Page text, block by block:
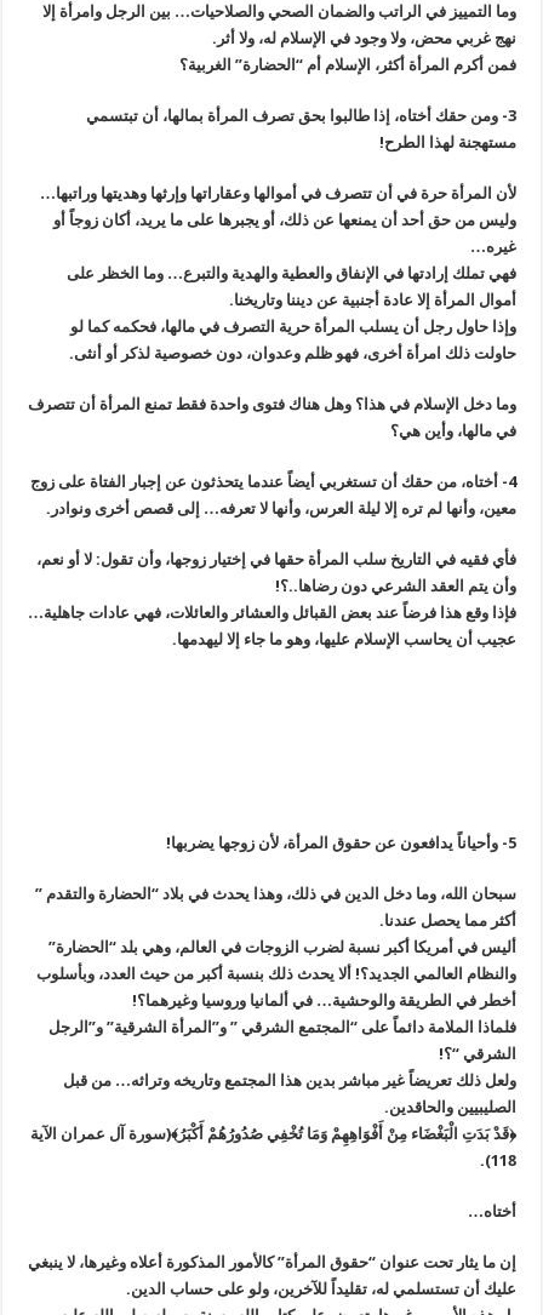
وما التمييز في الراتب والضمان الصحي والصلاحيات… بين الرجل وامرأة إلا
نهج غربي محض، ولا وجود في الإسلام له، ولا أثر.
فمن أكرم المرأة أكثر، الإسلام أم “الحضارة” الغربية؟
3- ومن حقك أختاه، إذا طالبوا بحق تصرف المرأة بمالها، أن تبتسمي
مستهجنة لهذا الطرح!
لأن المرأة حرة في أن تتصرف في أموالها وعقاراتها وإرثها وهديتها وراتبها…
وليس من حق أحد أن يمنعها عن ذلك، أو يجبرها على ما يريد، أكان زوجاً أو
غيره…
فهي تملك إرادتها في الإنفاق والعطية والهدية والتبرع… وما الخظر على
أموال المرأة إلا عادة أجنبية عن ديننا وتاريخنا.
وإذا حاول رجل أن يسلب المرأة حرية التصرف في مالها، فحكمه كما لو
حاولت ذلك امرأة أخرى، فهو ظلم وعدوان، دون خصوصية لذكر أو أنثى.
وما دخل الإسلام في هذا؟ وهل هناك فتوى واحدة فقط تمنع المرأة أن تتصرف
في مالها، وأين هي؟
4- أختاه، من حقك أن تستغربي أيضاً عندما يتحذثون عن إجبار الفتاة على زوج
معين، وأنها لم تره إلا ليلة العرس، وأنها لا تعرفه… إلى قصص أخرى ونوادر.
فأي فقيه في التاريخ سلب المرأة حقها في إختيار زوجها، وأن تقول: لا أو نعم،
وأن يتم العقد الشرعي دون رضاها..؟!
فإذا وقع هذا فرضاً عند بعض القبائل والعشائر والعائلات، فهي عادات جاهلية…
عجيب أن يحاسب الإسلام عليها، وهو ما جاء إلا ليهدمها.
5- وأحياناً يدافعون عن حقوق المرأة، لأن زوجها يضربها!
سبحان الله، وما دخل الدين في ذلك، وهذا يحدث في بلاد “الحضارة والتقدم ”
أكثر مما يحصل عندنا.
أليس في أمريكا أكبر نسبة لضرب الزوجات في العالم، وهي بلد “الحضارة”
والنظام العالمي الجديد؟! ألا يحدث ذلك بنسبة أكبر من حيث العدد، وبأسلوب
أخطر في الطريقة والوحشية… في ألمانيا وروسيا وغيرهما؟!
فلماذا الملامة دائماً على “المجتمع الشرقي ” و”المرأة الشرقية” و”الرجل
الشرقي “؟!
ولعل ذلك تعريضاً غير مباشر بدين هذا المجتمع وتاريخه وتراثه… من قبل
الصليبيين والحاقدين.
﴿قَدْ بَدَتِ الْبَغْضَاء مِنْ أَفْوَاهِهِمْ وَمَا تُخْفِي صُدُورُهُمْ أَكْبَرُ﴾(سورة آل عمران الآية
118).
أختاه…
إن ما يثار تحت عنوان “حقوق المرأة” كالأمور المذكورة أعلاه وغيرها، لا ينبغي
عليك أن تستسلمي له، تقليداً للآخرين، ولو على حساب الدين.